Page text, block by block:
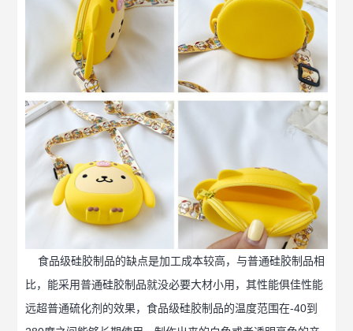
食品级硅胶制品的缺点是加工成本较高，与普通硅胶制品相
比，能采用普通硅胶制品就没必要大材小用，其性能俱佳性能
远超普通硫化剂的效果，食品级硅胶制品的温度范围在-40到